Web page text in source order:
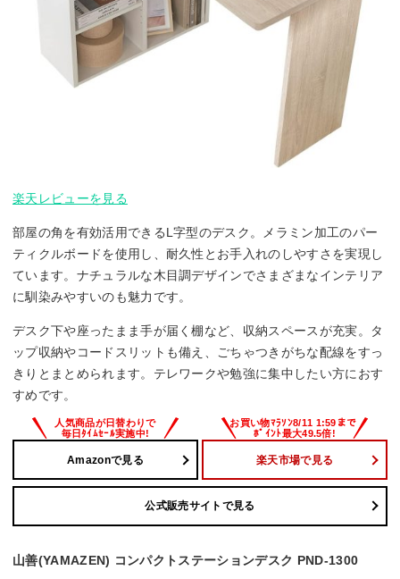
楽天レビューを見る
部屋の角を有効活用できるL字型のデスク。メラミン加工のパー
ティクルボードを使用し、耐久性とお手入れのしやすさを実現し
ています。ナチュラルな木目調デザインでさまざまなインテリア
に馴染みやすいのも魅力です。
デスク下や座ったまま手が届く棚など、収納スペースが充実。タ
ップ収納やコードスリットも備え、ごちゃつきがちな配線をすっ
きりとまとめられます。テレワークや勉強に集中したい方におす
すめです。
Amazonで見る 楽天市場で見る
公式販売サイトで見る
山善(YAMAZEN) コンパクトステーションデスク PND-1300